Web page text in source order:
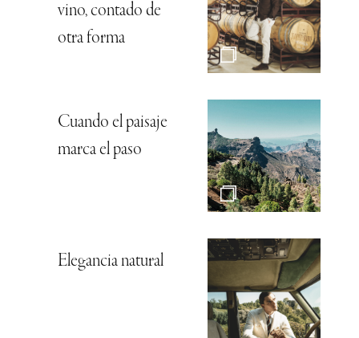
vino, contado de
otra forma
Cuando el paisaje
marca el paso
Elegancia natural